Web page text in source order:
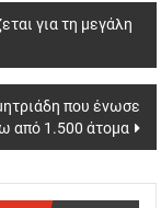
για τη μεγάλη
που ένωσε
από 1.500 άτομα